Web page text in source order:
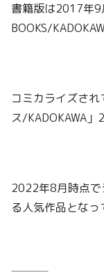
書籍版は2017年9
BOOKS/
コミカライズさ
ス/KADOKAWA」
2022年8月時点
る人気作品となっ